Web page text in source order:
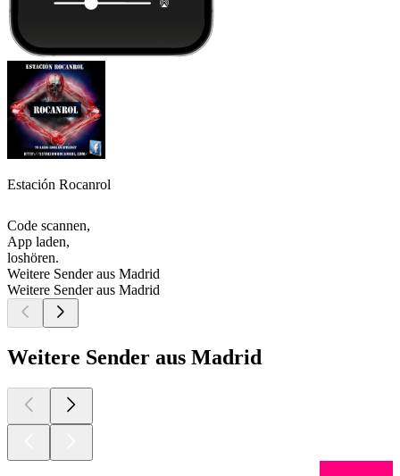
Estación Rocanrol
Code scannen,
App laden,
loshören.
Weitere Sender aus Madrid
Weitere Sender aus Madrid
Weitere Sender aus Madrid